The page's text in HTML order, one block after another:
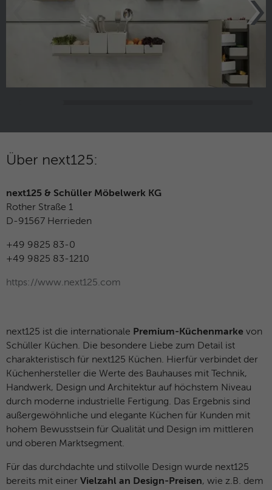
Über next125:
next125 & Schüller Möbelwerk KG
Rother Straße 1
D-91567 Herrieden
+49 9825 83-0
+49 9825 83-1210
https://www.next125.com
next125 ist die internationale Premium-Küchenmarke von
Schüller Küchen. Die besondere Liebe zum Detail ist
charakteristisch für next125 Küchen. Hierfür verbindet der
Küchenhersteller die Werte des Bauhauses mit Technik,
Handwerk, Design und Architektur auf höchstem Niveau
durch moderne industrielle Fertigung. Das Ergebnis sind
außergewöhnliche und elegante Küchen für Kunden mit
hohem Bewusstsein für Qualität und Design im mittleren
und oberen Marktsegment.
Für das durchdachte und stilvolle Design wurde next125
bereits mit einer Vielzahl an Design-Preisen, wie z.B. dem